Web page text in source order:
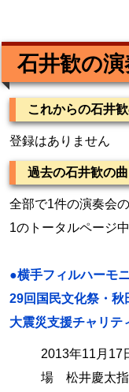
石井歓の
これからの石井
登録はありません
過去の石井歓の
全部で1件の演奏会
1のトータルページ
●横手フィルハーモ
29回国民文化祭・
大震災支援チャリテ
2013年11月17
場 松井慶太